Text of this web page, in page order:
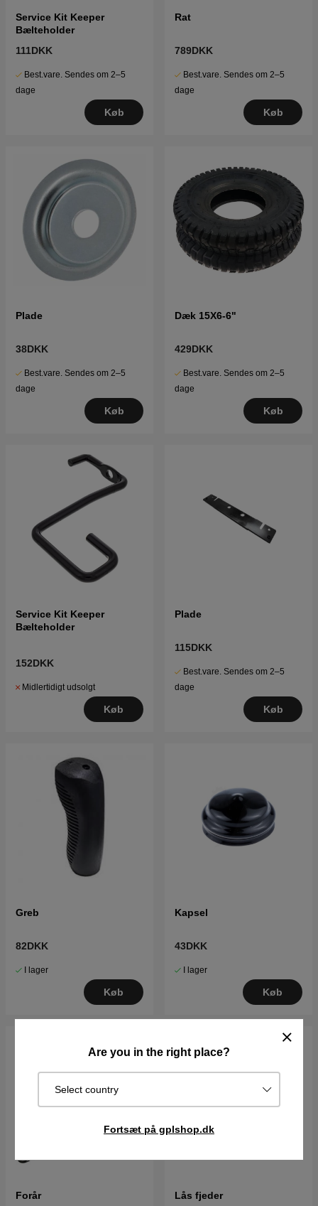
Are you in the right place?
Select country
Fortsæt på gplshop.dk
Service Kit Keeper
Bælteholder
111DKK
Best.vare. Sendes om 2–5
dage
Køb
Rat
789DKK
Best.vare. Sendes om 2–5
dage
Køb
Plade
38DKK
Best.vare. Sendes om 2–5
dage
Køb
Dæk 15X6-6"
429DKK
Best.vare. Sendes om 2–5
dage
Køb
Service Kit Keeper
Bælteholder
152DKK
Midlertidigt udsolgt
Køb
Plade
115DKK
Best.vare. Sendes om 2–5
dage
Køb
Greb
82DKK
I lager
Køb
Kapsel
43DKK
I lager
Køb
Forår Lås fjeder